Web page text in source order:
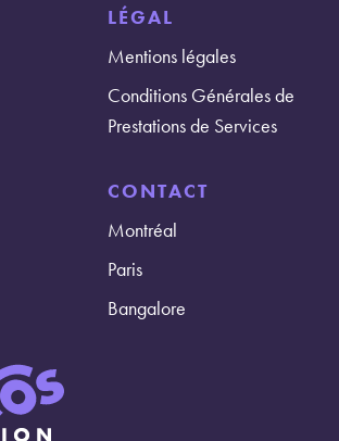
LÉGAL
Mentions légales
Conditions Générales de
Prestations de Services
CONTACT
Montréal
Paris
Bangalore